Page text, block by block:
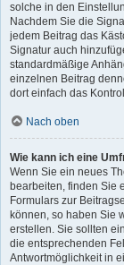
solche in den
Nachdem Sie die
jedem Beitrag das
Signatur auch
standardmäßige
einzelnen Beitrag
dort einfach das
Nach oben
Wie kann ich eine
Wenn Sie ein neues
bearbeiten, finden Sie
Formulars zur
können, so haben Sie
erstellen. Sie sollten
die entsprechenden
Antwortmöglichkeit in